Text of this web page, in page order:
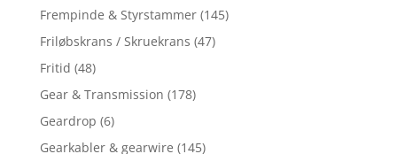
Frempinde & Styrstammer (145)
Friløbskrans / Skruekrans (47)
Fritid (48)
Gear & Transmission (178)
Geardrop (6)
Gearkabler & gearwire (145)